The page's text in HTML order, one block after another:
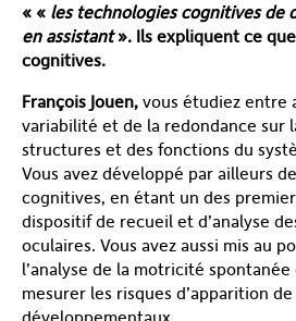
« « les technologies cognitives de
en assistant». Ils expliquent ce
cognitives.
François Jouen, vous étudiez entre
variabilité et de la redondance sur
structures et des fonctions du
Vous avez développé par ailleurs
cognitives, en étant un des
dispositif de recueil et d’analyse
oculaires. Vous avez aussi mis au
l’analyse de la motricité
mesurer les risques d’apparition